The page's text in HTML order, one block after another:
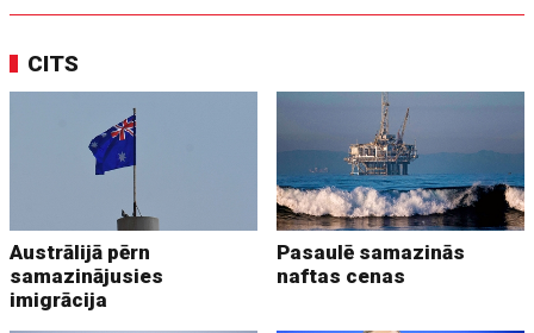
CITS
Austrālijā pērn
samazinājusies
imigrācija
Pasaulē samazinās
naftas cenas